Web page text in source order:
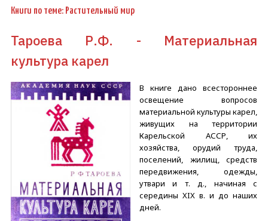
results.
Книги по теме: Растительный мир
Тароева Р.Ф. - Материальная
культура карел
В книге дано всестороннее
освещение вопросов
материальной культуры карел,
живущих на территории
Карельской АССР, их
хозяйства, орудий труда,
поселений, жилищ, средств
передвижения, одежды,
утвари и т. д., начиная с
середины XIX в. и до наших
дней.